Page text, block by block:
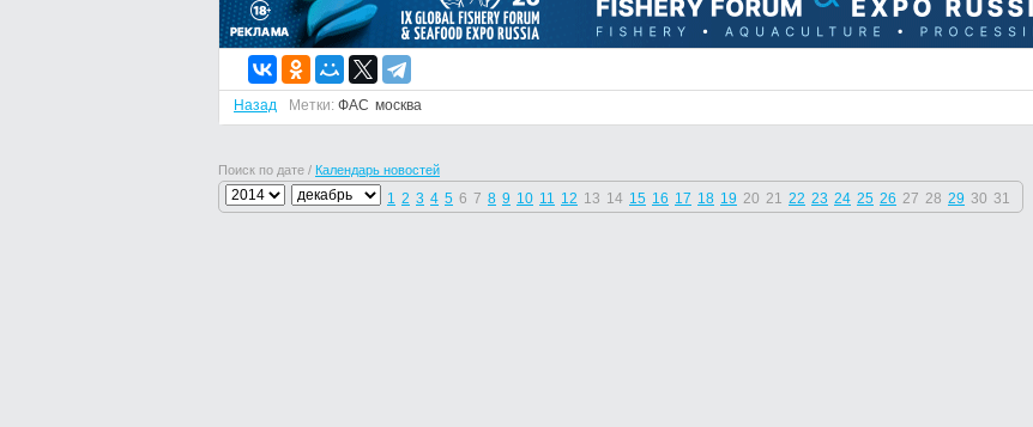
Назад Метки: ФАС москва
Поиск по дате / Календарь новостей
1 2 3 4 5 6 7 8 9 10 11 12 13 14 15 16 17 18 19 20 21 22 23 24 25 26 27 28 29 30 31